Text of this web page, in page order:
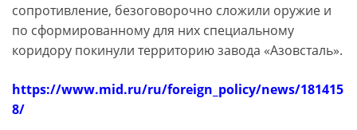
сопротивление, безоговорочно сложили оружие и
по сформированному для них специальному
коридору покинули территорию завода «Азовсталь».
https://www.mid.ru/ru/foreign_policy/news/181415
8/